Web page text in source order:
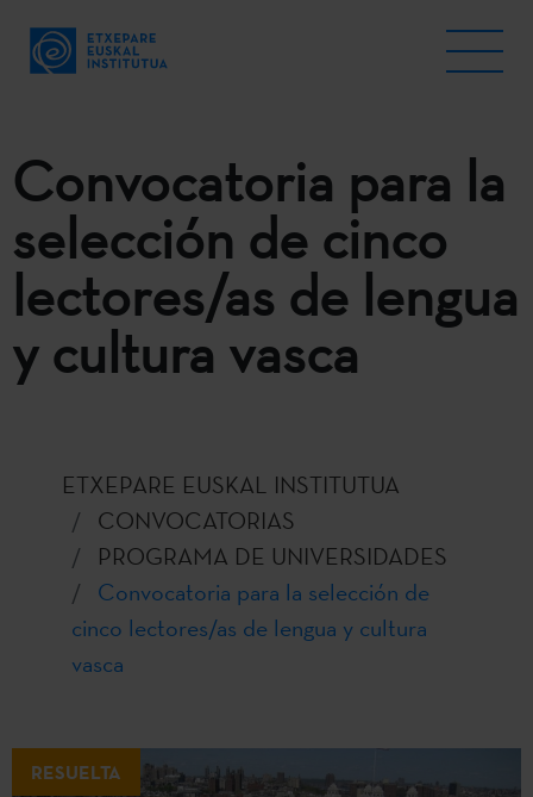
Convocatoria para la
selección de cinco
lectores/as de lengua
y cultura vasca
ETXEPARE EUSKAL INSTITUTUA
CONVOCATORIAS
PROGRAMA DE UNIVERSIDADES
Convocatoria para la selección de
cinco lectores/as de lengua y cultura
vasca
RESUELTA